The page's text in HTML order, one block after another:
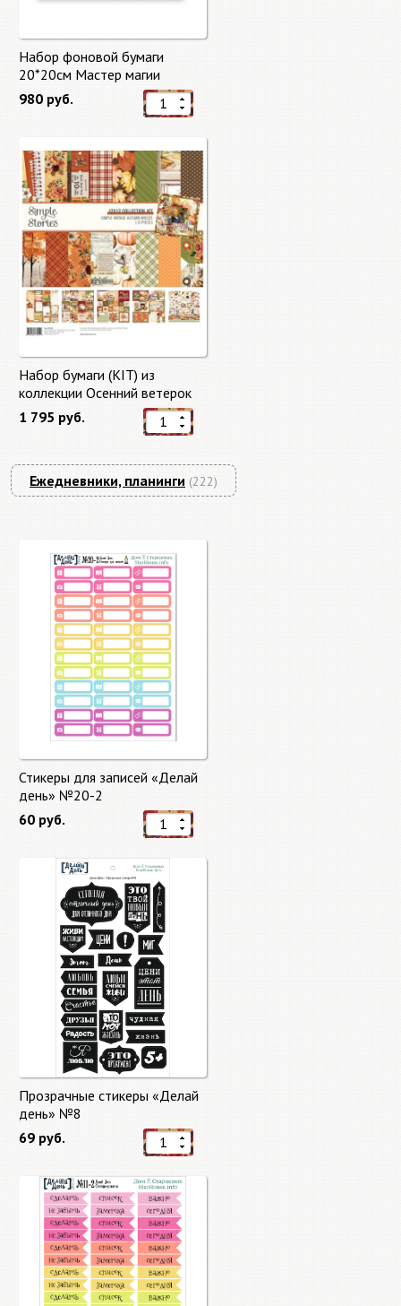
Набор фоновой бумаги
20*20см Мастер магии
"Master of Magic" 10 листов +
бонус от Stamperia
980 руб.
Набор бумаги (KIT) из
коллекции Осенний ветерок
"Autumn Breeze"
1 795 руб.
Ежедневники, планинги (222)
Стикеры для записей «Делай
день» №20-2
60 руб.
Прозрачные стикеры «Делай
день» №8
69 руб.